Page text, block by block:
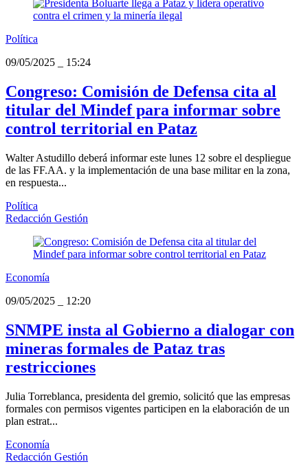
Política
09/05/2025
15:24
Congreso: Comisión de Defensa cita al
titular del Mindef para informar sobre
control territorial en Pataz
Walter Astudillo deberá informar este lunes 12 sobre el despliegue
de las FF.AA. y la implementación de una base militar en la zona,
en respuesta...
Política
Redacción Gestión
Economía
09/05/2025
12:20
SNMPE insta al Gobierno a dialogar con
mineras formales de Pataz tras
restricciones
Julia Torreblanca, presidenta del gremio, solicitó que las empresas
formales con permisos vigentes participen en la elaboración de un
plan estrat...
Economía
Redacción Gestión